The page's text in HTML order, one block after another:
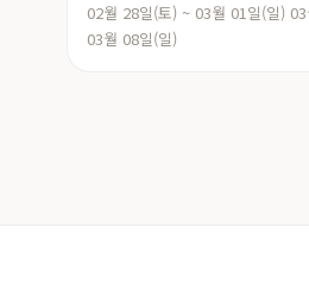
02월 28일(토) ~ 03월 01일(일)
03월 08일(일)